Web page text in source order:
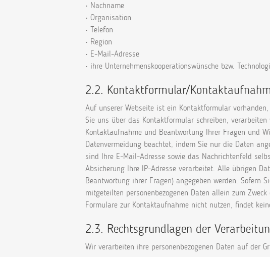
• Nachname
• Organisation
• Telefon
• Region
• E-Mail-Adresse
• ihre Unternehmenskooperationswünsche bzw.
2.2. Kontaktformular/
Auf unserer Webseite ist ein Kontaktformular
Sie uns über das Kontaktformular schreiben,
Kontaktaufnahme und Beantwortung Ihrer Fragen und
Datenvermeidung beachtet, indem Sie nur die Daten
sind Ihre E-Mail-Adresse sowie das Nachrichtenfeld
Absicherung Ihre IP-Adresse verarbeitet. Alle übrigen
Beantwortung ihrer Fragen) angegeben werden. Sofern
mitgeteilten personenbezogenen Daten allein zum
Formulare zur Kontaktaufnahme nicht nutzen, findet
2.3. Rechtsgrundlagen der
Wir verarbeiten ihre personenbezogenen Daten auf der